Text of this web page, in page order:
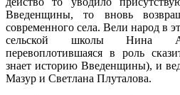
Введенщины, то вновь
современного села. Вели народ в
сельской школы Нина
перевоплотившаяся в роль
знает историю Введенщины), и
Мазур и Светлана Плуталова.